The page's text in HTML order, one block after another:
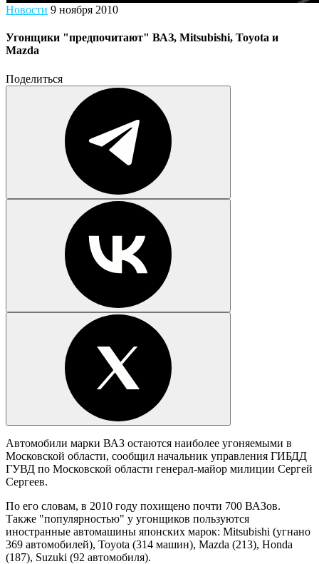
Новости 9 ноября 2010
Угонщики "предпочитают" ВАЗ, Mitsubishi, Toyota и
Mazda
Поделиться
Автомобили марки ВАЗ остаются наиболее угоняемыми в
Московской области, сообщил начальник управления ГИБДД
ГУВД по Московской области генерал-майор милиции Сергей
Сергеев.
По его словам, в 2010 году похищено почти 700 ВАЗов.
Также "популярностью" у угонщиков пользуются
иностранные автомашины японских марок: Mitsubishi (угнано
369 автомобилей), Toyota (314 машин), Mazda (213), Honda
(187), Suzuki (92 автомобиля).